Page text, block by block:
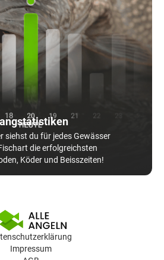
siehst du für jedes Gewässer
die erfolgreichsten
Köder und Beisszeiten!
Impressum